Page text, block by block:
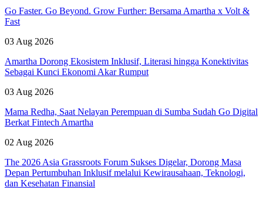
Go Faster. Go Beyond. Grow Further: Bersama Amartha x Volt &
Fast
03 Aug 2026
Amartha Dorong Ekosistem Inklusif, Literasi hingga Konektivitas
Sebagai Kunci Ekonomi Akar Rumput
03 Aug 2026
Mama Redha, Saat Nelayan Perempuan di Sumba Sudah Go Digital
Berkat Fintech Amartha
02 Aug 2026
The 2026 Asia Grassroots Forum Sukses Digelar, Dorong Masa
Depan Pertumbuhan Inklusif melalui Kewirausahaan, Teknologi,
dan Kesehatan Finansial